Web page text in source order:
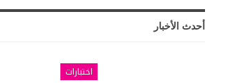
أحدث الأخبار
اختبارات